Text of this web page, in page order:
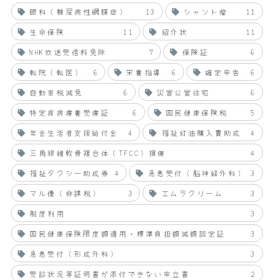
眼科（糖尿病性網膜症） 13 シャント瘤
11
生命保険
11 紹介状
11
NHK放送受信料免除
7 保険証
6
転院（転医）
6 栄養指導 6 確定申告
6
自動車税減免
6 災害公営住宅
6
特定疾病療養受療証
6 国民健康保険税
5
年金生活者支援給付金
4 福祉灯油購入費助成
4
三角線維軟骨複合体（TFCC）損傷
4
福祉タクシー助成券
4 急患受付（脳神経外科）
3
マル優（非課税）
3 エムラクリーム
3
制度利用
3
国民健康保険限度額適用・標準負担額減額認定証
3
急患受付（形成外科）
3
受診状況等証明書が添付できない申立書
2